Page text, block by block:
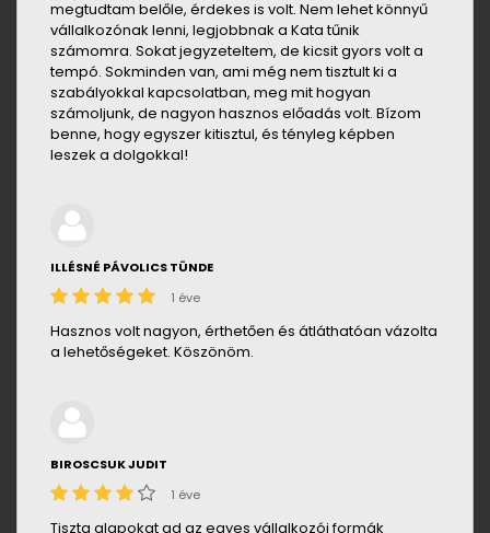
megtudtam belőle, érdekes is volt. Nem lehet könnyű
vállalkozónak lenni, legjobbnak a Kata tűnik
számomra. Sokat jegyzeteltem, de kicsit gyors volt a
tempó. Sokminden van, ami még nem tisztult ki a
szabályokkal kapcsolatban, meg mit hogyan
számoljunk, de nagyon hasznos előadás volt. Bízom
benne, hogy egyszer kitisztul, és tényleg képben
leszek a dolgokkal!
ILLÉSNÉ PÁVOLICS TÜNDE
1 éve
Hasznos volt nagyon, érthetően és átláthatóan vázolta
a lehetőségeket. Köszönöm.
BIROSCSUK JUDIT
1 éve
Tiszta alapokat ad az egyes vállalkozói formák